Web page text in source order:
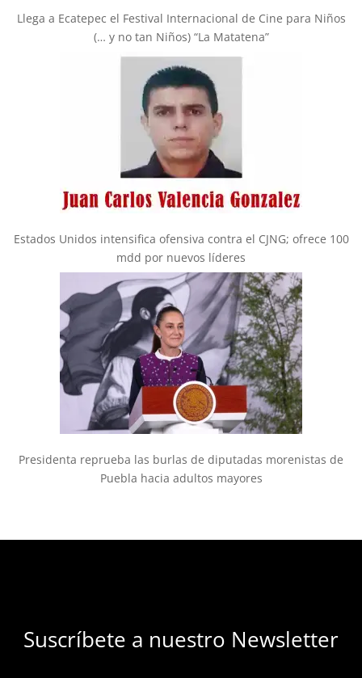
Llega a Ecatepec el Festival Internacional de Cine para Niños
(… y no tan Niños) “La Matatena”
Estados Unidos intensifica ofensiva contra el CJNG; ofrece 100
mdd por nuevos líderes
Presidenta reprueba las burlas de diputadas morenistas de
Puebla hacia adultos mayores
Suscríbete a nuestro Newsletter